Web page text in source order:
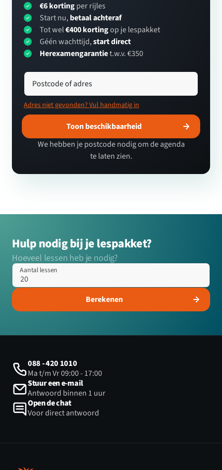
€6 kortingper rijles
Start nu, betaal achteraf
Tot wel€400 kortingop je lespakket
Géén wachttijd,start direct
Herexamengarantiet.w.v. €350
Postcode of adres
Adres niet gevonden? Vul handmatig in
Toon beschikbaarheid
We hebben je postcode nodig om de agenda
te laten zien.
Hulp nodig bij je lespakket?
Hoeveel lessen heb je nodig?
Aantal lessen
Berekenen
088 - 420 1010
Ma t/m Vr 09:00 - 17:00
Stuur een e-mail
Antwoord binnen 1 uur
Open de chat
Voor direct antwoord